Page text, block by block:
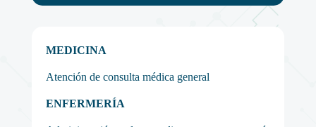
MEDICINA
Atención de consulta médica general
ENFERMERÍA